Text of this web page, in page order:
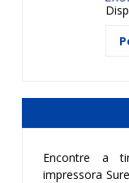
Encontre a
impressora